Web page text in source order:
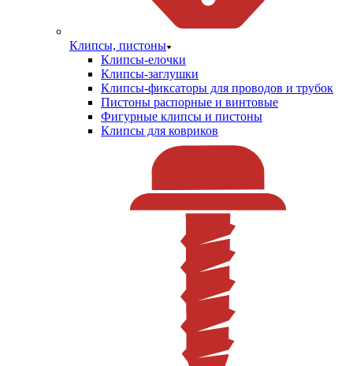
Клипсы, пистоны
Клипсы-елочки
Клипсы-заглушки
Клипсы-фиксаторы для проводов и трубок
Пистоны распорные и винтовые
Фигурные клипсы и пистоны
Клипсы для ковриков